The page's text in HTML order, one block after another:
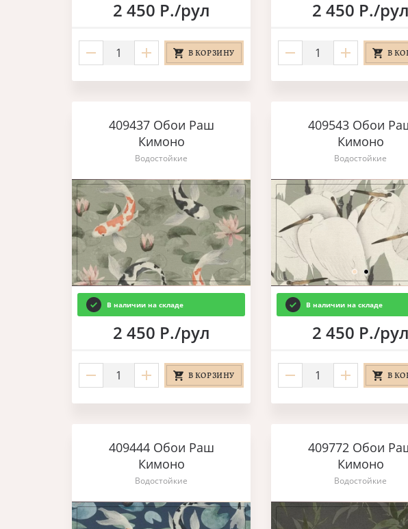
2 450 Р./рул
В КОРЗИНУ
2 450 Р./рул
В
409437 Обои Раш
Кимоно
Водостойкие
В наличии на складе
2 450 Р./рул
В КОРЗИНУ
409543 Обои
Кимоно
Водостойкие
В наличии на складе
2 450 Р./рул
В
409444 Обои Раш
Кимоно
Водостойкие
409772 Обои
Кимоно
Водостойкие